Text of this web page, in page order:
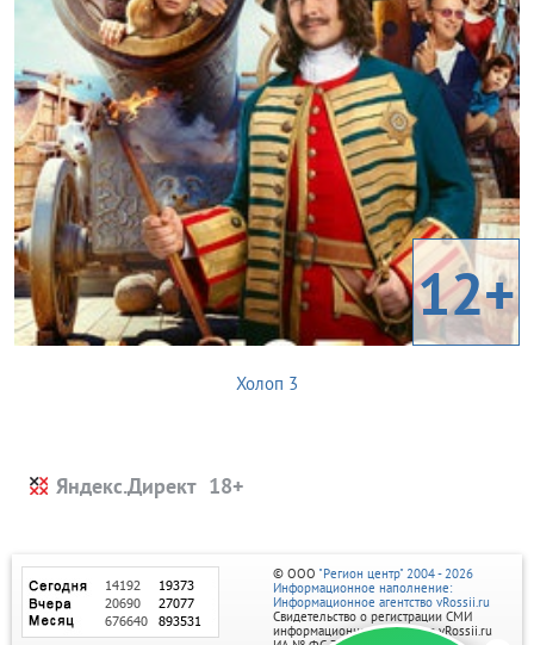
12+
Холоп 3
Яндекс.Директ
© ООО "Регион центр" 2004 - 2026
Информационное наполнение:
Информационное агентство vRossii.ru
Свидетельство о регистрации СМИ
информационного агентства vRossii.ru